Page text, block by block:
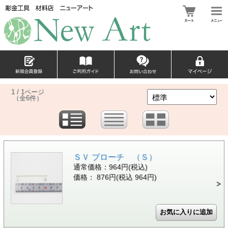
1 / 1ページ
（全6件）
ＳＶ ブローチ （Ｓ）
通常価格：964円(税込)
価格： 876円(税込 964円)